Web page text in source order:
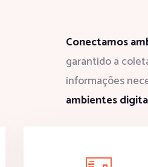
Conectamos
garantido a
informações
ambientes